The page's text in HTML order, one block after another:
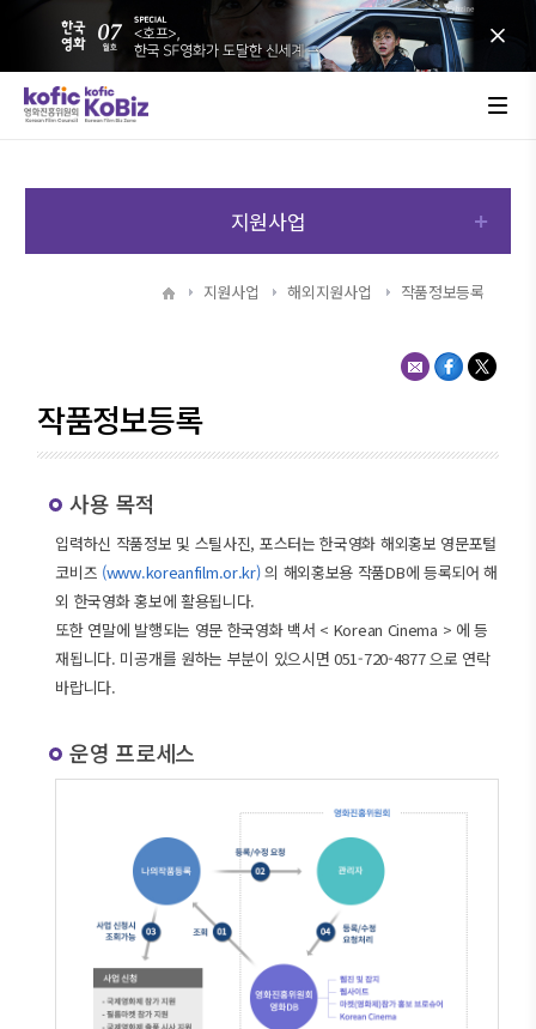
지원사업
지원사업 해외지원사업 작품정보등록
작품정보등록
사용 목적
입력하신 작품정보 및 스틸사진, 포스터는 한국영화 해외홍보 영문포털
코비즈 (www.koreanfilm.or.kr)의 해외홍보용 작품DB에 등록되어 해
외 한국영화 홍보에 활용됩니다.
또한 연말에 발행되는 영문 한국영화 백서 < Korean Cinema > 에 등
재됩니다. 미공개를 원하는 부분이 있으시면 051-720-4877 으로 연락
바랍니다.
운영 프로세스